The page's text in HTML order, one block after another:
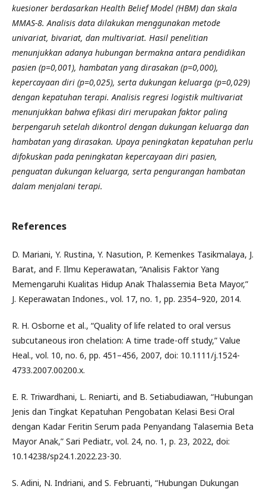
kuesioner berdasarkan Health Belief Model (HBM) dan skala
MMAS-8. Analisis data dilakukan menggunakan metode
univariat, bivariat, dan multivariat. Hasil penelitian
menunjukkan adanya hubungan bermakna antara pendidikan
pasien (p=0,001), hambatan yang dirasakan (p=0,000),
kepercayaan diri (p=0,025), serta dukungan keluarga (p=0,029)
dengan kepatuhan terapi. Analisis regresi logistik multivariat
menunjukkan bahwa efikasi diri merupakan faktor paling
berpengaruh setelah dikontrol dengan dukungan keluarga dan
hambatan yang dirasakan. Upaya peningkatan kepatuhan perlu
difokuskan pada peningkatan kepercayaan diri pasien,
penguatan dukungan keluarga, serta pengurangan hambatan
dalam menjalani terapi.
References
D. Mariani, Y. Rustina, Y. Nasution, P. Kemenkes Tasikmalaya, J.
Barat, and F. Ilmu Keperawatan, “Analisis Faktor Yang
Memengaruhi Kualitas Hidup Anak Thalassemia Beta Mayor,”
J. Keperawatan Indones., vol. 17, no. 1, pp. 2354–920, 2014.
R. H. Osborne et al., “Quality of life related to oral versus
subcutaneous iron chelation: A time trade-off study,” Value
Heal., vol. 10, no. 6, pp. 451–456, 2007, doi: 10.1111/j.1524-
4733.2007.00200.x.
E. R. Triwardhani, L. Reniarti, and B. Setiabudiawan, “Hubungan
Jenis dan Tingkat Kepatuhan Pengobatan Kelasi Besi Oral
dengan Kadar Feritin Serum pada Penyandang Talasemia Beta
Mayor Anak,” Sari Pediatr., vol. 24, no. 1, p. 23, 2022, doi:
10.14238/sp24.1.2022.23-30.
S. Adini, N. Indriani, and S. Februanti, “Hubungan Dukungan